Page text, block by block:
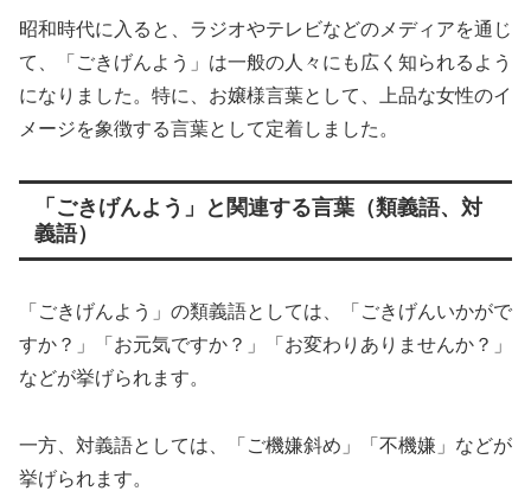
昭和時代に入ると、ラジオやテレビなどのメディアを通じ
て、「ごきげんよう」は一般の人々にも広く知られるよう
になりました。特に、お嬢様言葉として、上品な女性のイ
メージを象徴する言葉として定着しました。
「ごきげんよう」と関連する言葉（類義語、対
義語）
「ごきげんよう」の類義語としては、「ごきげんいかがで
すか？」「お元気ですか？」「お変わりありませんか？」
などが挙げられます。
一方、対義語としては、「ご機嫌斜め」「不機嫌」などが
挙げられます。